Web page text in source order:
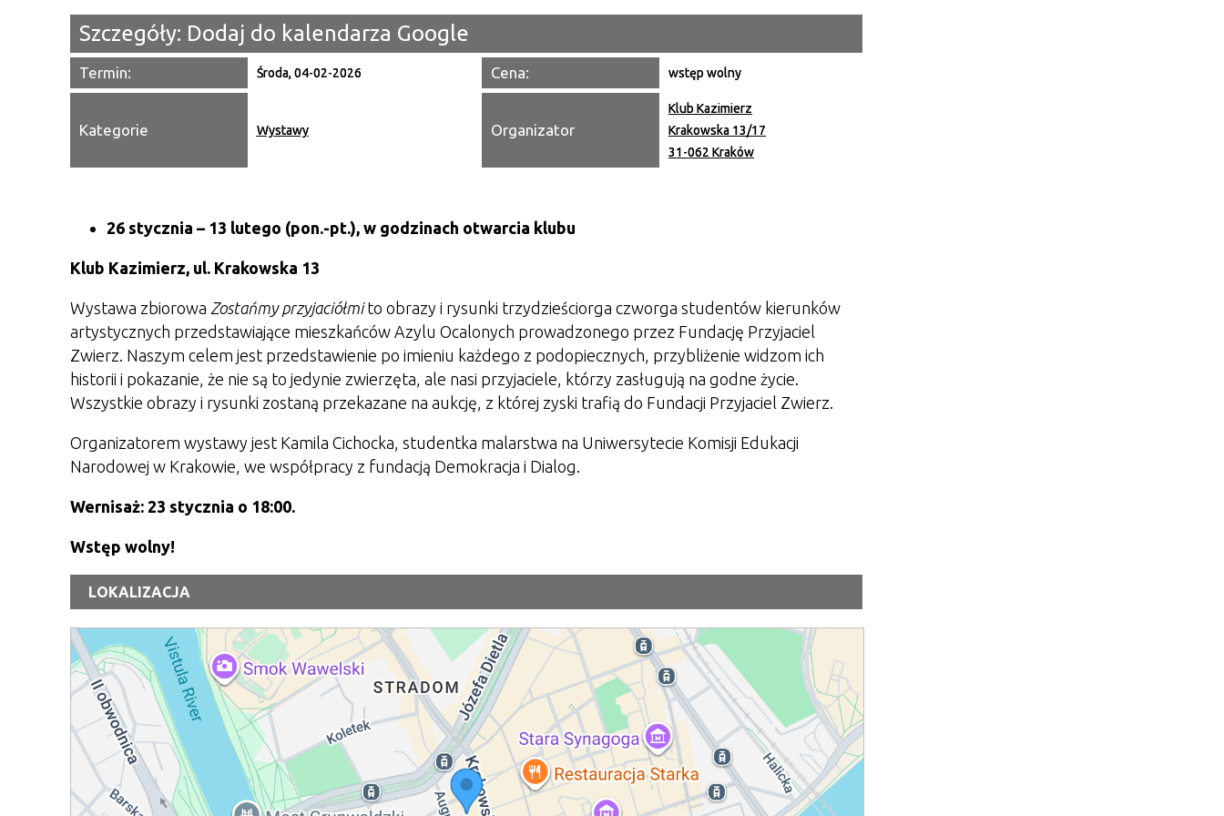
Szczegóły: Dodaj do kalendarza Google
Termin: Środa, 04-02-2026 Cena: wstęp wolny
Kategorie Wystawy Organizator
Klub Kazimierz
Krakowska 13/17
31-062 Kraków
26 stycznia – 13 lutego (pon.-pt.), w godzinach otwarcia klubu
Klub Kazimierz, ul. Krakowska 13
Wystawa zbiorowa Zostańmy przyjaciółmito obrazy i rysunki trzydzieściorga czworga studentów kierunków
artystycznych przedstawiające mieszkańców Azylu Ocalonych prowadzonego przez Fundację Przyjaciel
Zwierz. Naszym celem jest przedstawienie po imieniu każdego z podopiecznych, przybliżenie widzom ich
historii i pokazanie, że nie są to jedynie zwierzęta, ale nasi przyjaciele, którzy zasługują na godne życie.
Wszystkie obrazy i rysunki zostaną przekazane na aukcję, z której zyski trafią do Fundacji Przyjaciel Zwierz.
Organizatorem wystawy jest Kamila Cichocka, studentka malarstwa na Uniwersytecie Komisji Edukacji
Narodowej w Krakowie, we współpracy z fundacją Demokracja i Dialog.
Wernisaż: 23 stycznia o 18:00.
Wstęp wolny!
LOKALIZACJA